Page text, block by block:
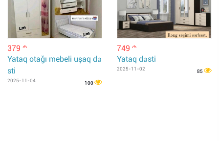
379 m
Yataq otağı mebeli uşaq də
sti
2025-11-04 100
749 m
Yataq dəsti
2025-11-02 85